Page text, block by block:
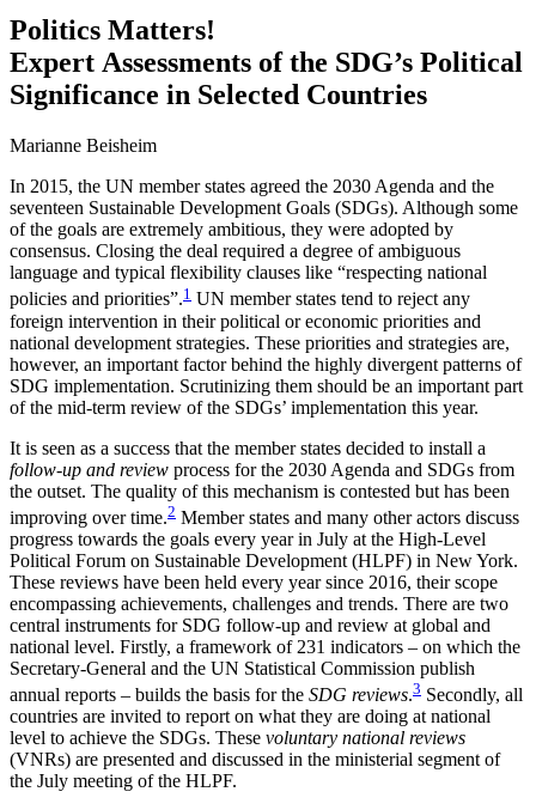
Politics Matters!
Expert Assessments of the SDG’s Political
Significance in Selected Countries
Marianne Beisheim
In 2015, the UN member states agreed the 2030 Agenda and the
seventeen Sustainable Development Goals (SDGs). Although some
of the goals are ex­tremely ambitious, they were adopted by
consensus. Closing the deal required a degree of ambiguous
language and typical flexibility clauses like “respect­ing national
policies and priorities”.1 UN member states tend to reject any
foreign intervention in their political or economic priorities and
national development strategies. These priorities and strategies are,
however, an important factor behind the highly divergent patterns of
SDG implementation. Scrutinizing them should be an important part
of the mid-term review of the SDGs’ implementation this year.
It is seen as a success that the member states decided to install a
follow-up and review process for the 2030 Agenda and SDGs from
the outset. The quality of this mechanism is contested but has been
improv­ing over time.2 Member states and many other actors discuss
progress towards the goals every year in July at the High-Level
Political Forum on Sustainable Devel­opment (HLPF) in New York.
These reviews have been held every year since 2016, their scope
encompassing achievements, challenges and trends. There are two
central instruments for SDG follow-up and review at global and
national level. Firstly, a framework of 231 indicators – on which the
Secretary-General and the UN Statistical Commission publish
annual reports – builds the basis for the SDG reviews.3 Secondly, all
coun­tries are invited to report on what they are doing at national
level to achieve the SDGs. These voluntary national reviews
(VNRs) are presented and discussed in the ministerial segment of
the July meeting of the HLPF.